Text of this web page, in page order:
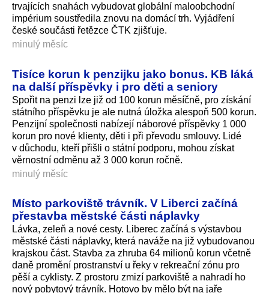
trvajících snahách vybudovat globální maloobchodní
impérium soustředila znovu na domácí trh. Vyjádření
české součásti řetězce ČTK zjišťuje.
minulý měsíc
Tisíce korun k penzijku jako bonus. KB láká
na další příspěvky i pro děti a seniory
Spořit na penzi lze již od 100 korun měsíčně, pro získání
státního příspěvku je ale nutná úložka alespoň 500 korun.
Penzijní společnosti nabízejí náborové příspěvky 1 000
korun pro nové klienty, děti i při převodu smlouvy. Lidé
v důchodu, kteří přišli o státní podporu, mohou získat
věrnostní odměnu až 3 000 korun ročně.
minulý měsíc
Místo parkoviště trávník. V Liberci začíná
přestavba městské části náplavky
Lávka, zeleň a nové cesty. Liberec začíná s výstavbou
městské části náplavky, která naváže na již vybudovanou
krajskou část. Stavba za zhruba 64 milionů korun včetně
daně promění prostranství u řeky v rekreační zónu pro
pěší a cyklisty. Z prostoru zmizí parkoviště a nahradí ho
nový pobytový trávník. Hotovo by mělo být na jaře